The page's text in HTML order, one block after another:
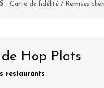
: Carte de fidélité / Remises
Hop Plats
restaurants